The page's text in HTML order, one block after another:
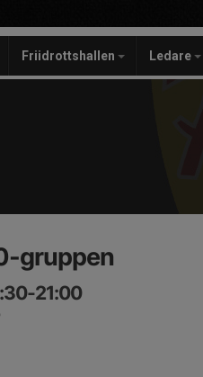
Friidrottshallen Ledare
gruppen
21:00